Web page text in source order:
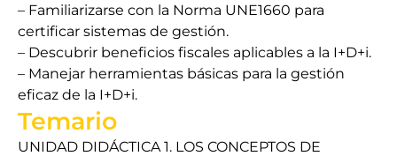
– Familiarizarse con la Norma UNE1660 para
certificar sistemas de gestión.
– Descubrir beneficios fiscales aplicables a la I+D+i.
– Manejar herramientas básicas para la gestión
eficaz de la I+D+i.
Temario
UNIDAD DIDÁCTICA 1. LOS CONCEPTOS DE